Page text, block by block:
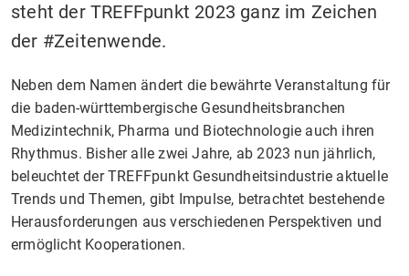
steht der TREFFpunkt 2023 ganz im Zeichen
der #Zeitenwende.
Neben dem Namen ändert die bewährte Veranstaltung für
die baden-württembergische Gesundheitsbranchen
Medizintechnik, Pharma und Biotechnologie auch ihren
Rhythmus. Bisher alle zwei Jahre, ab 2023 nun jährlich,
beleuchtet der TREFFpunkt Gesundheitsindustrie aktuelle
Trends und Themen, gibt Impulse, betrachtet bestehende
Herausforderungen aus verschiedenen Perspektiven und
ermöglicht Kooperationen.